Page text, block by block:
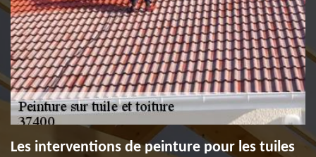
Les interventions de peinture pour les tuiles